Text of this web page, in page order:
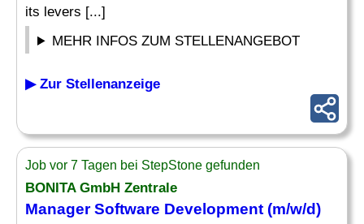
its levers [...]
MEHR INFOS ZUM STELLENANGEBOT
▶ Zur Stellenanzeige
Job vor 7 Tagen bei StepStone gefunden
BONITA GmbH Zentrale
Manager Software Development (m/w/d)